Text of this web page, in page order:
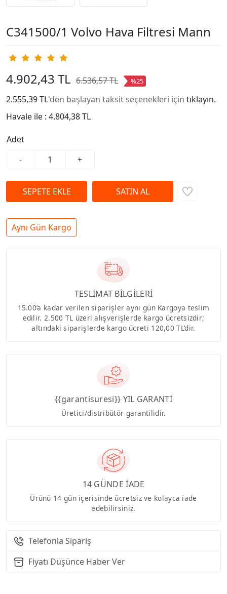
C341500/1 Volvo Hava Filtresi Mann
4.902,43 TL 6.536,57 TL %25
2.555,39 TL'den başlayan taksit seçenekleri için tıklayın.
Havale ile : 4.804,38 TL
Adet
-
+
Aynı Gün Kargo
TESLİMAT BİLGİLERİ
15.00’a kadar verilen siparişler aynı gün Kargoya teslim
edilir. 2.500 TL üzeri alışverişlerde kargo ücretsizdir;
altındaki siparişlerde kargo ücreti 120,00 TL’dir.
{{garantisuresi}} YIL GARANTİ
Üretici/distribütör garantilidir.
14 GÜNDE İADE
Ürünü 14 gün içerisinde ücretsiz ve kolayca iade
edebilirsiniz.
Telefonla Sipariş
Fiyatı Düşünce Haber Ver